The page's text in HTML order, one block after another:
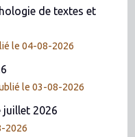
de textes et
le 04-08-2026
le 03-08-2026
juillet 2026
2026